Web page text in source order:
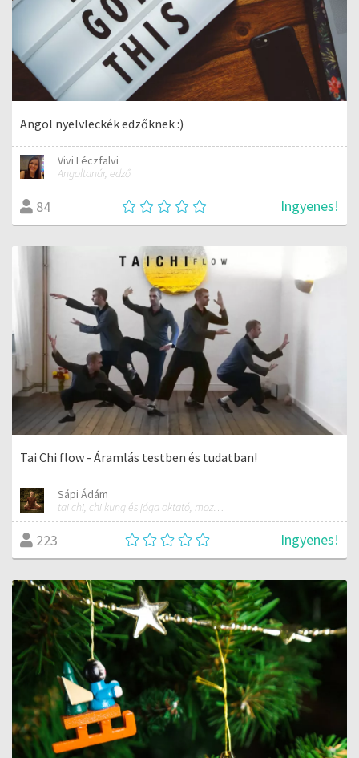
Angol nyelvleckék edzőknek :)
Vivi Léczfalvi
Angoltanár, edző
84 Ingyenes!
Tai Chi flow - Áramlás testben és tudatban!
Sápi Ádám
tai chi, chi kung és jóga oktató, mozgásterapeuta, buddhista tanító
223 Ingyenes!